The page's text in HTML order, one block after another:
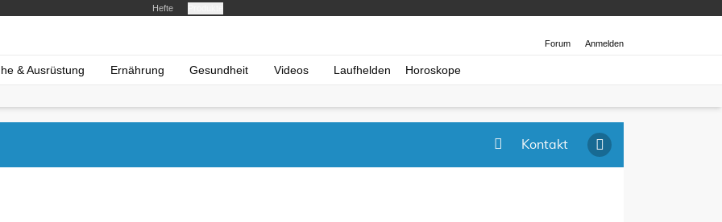
Hefte
Forum Anmelden
& Ausrüstung Ernährung Gesundheit Videos Laufhelden Horoskope
Kontakt